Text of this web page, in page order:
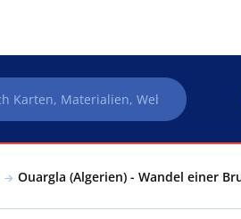
Ouargla (Algerien) - Wandel einer